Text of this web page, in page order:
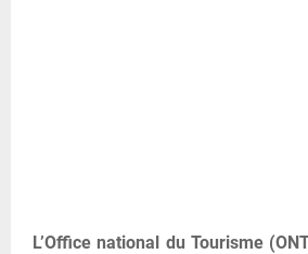
L’Office national du Tourisme